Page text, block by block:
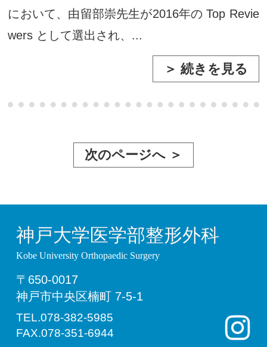
において、由留部崇先生が2016年の Top Revie
wers として選出され、...
＞ 続きを見る
次のページへ ＞
神戸大学医学部整形外科
Kobe University Orthopaedic Surgery
〒650-0017
神戸市中央区楠町 7-5-1
TEL.078-382-5985
FAX.078-351-6944